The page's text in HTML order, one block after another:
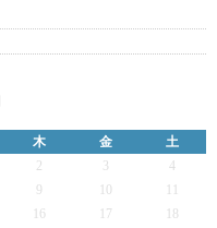
木 金
土
2 3
4
9
16 17